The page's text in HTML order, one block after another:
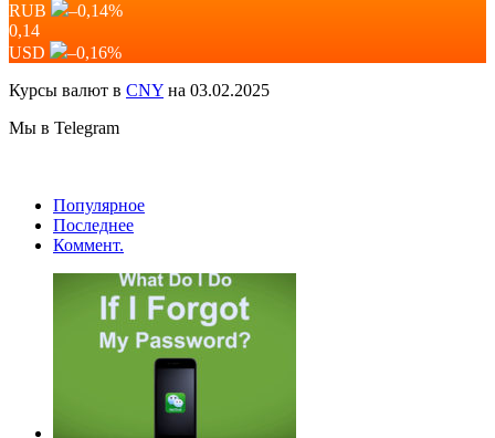
RUB
–0,14%
0,14
USD
–0,16%
Курсы валют в CNY на 03.02.2025
Мы в Telegram
Популярное
Последнее
Коммент.